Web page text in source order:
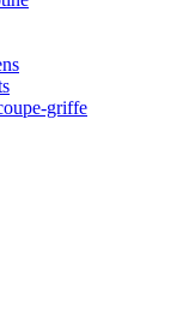
griffe